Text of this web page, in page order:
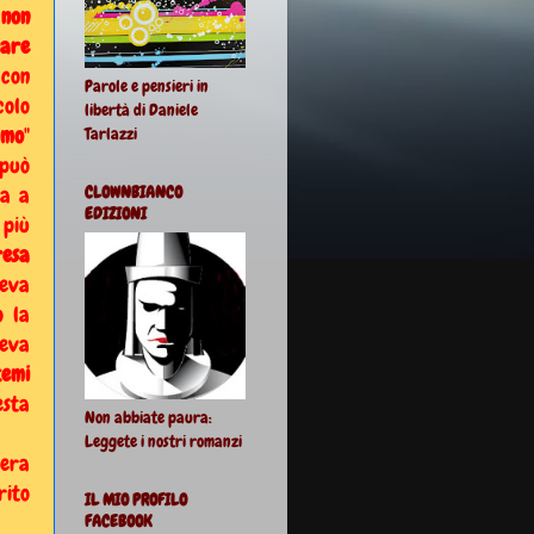
non
"
a
la
Parole e pensieri in
libertà di Daniele
Tarlazzi
CLOWNBIANCO
EDIZIONI
Non abbiate paura:
Leggete i nostri romanzi
IL MIO PROFILO
FACEBOOK